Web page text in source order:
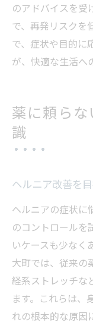
のアドバイスを受
で、再発リスクを
で、症状や目的に
が、快適な生活へ
薬に頼らな
識
ヘルニア改善を
ヘルニアの症状に
のコントロールを
いケースも少なく
大町では、従来の
経系ストレッチな
ます。これらは、
れの根本的な原因